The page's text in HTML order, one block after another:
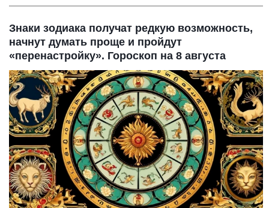
Знаки зодиака получат редкую возможность,
начнут думать проще и пройдут
«перенастройку». Гороскоп на 8 августа